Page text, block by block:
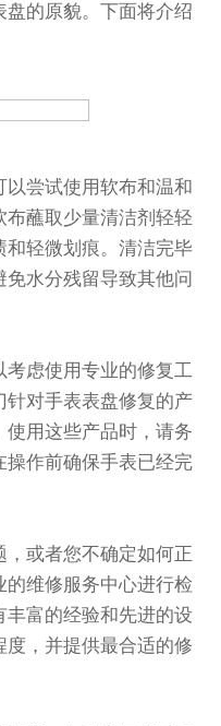
的原貌。下面将介绍
尝试使用软布和温和
蘸取少量清洁剂轻轻
轻微划痕。清洁完毕
水分残留导致其他问
虑使用专业的修复工
对手表表盘修复的产
用这些产品时，请务
操作前确保手表已经完
或者您不确定如何正
维修服务中心进行检
富的经验和先进的设
，并提供最合适的修